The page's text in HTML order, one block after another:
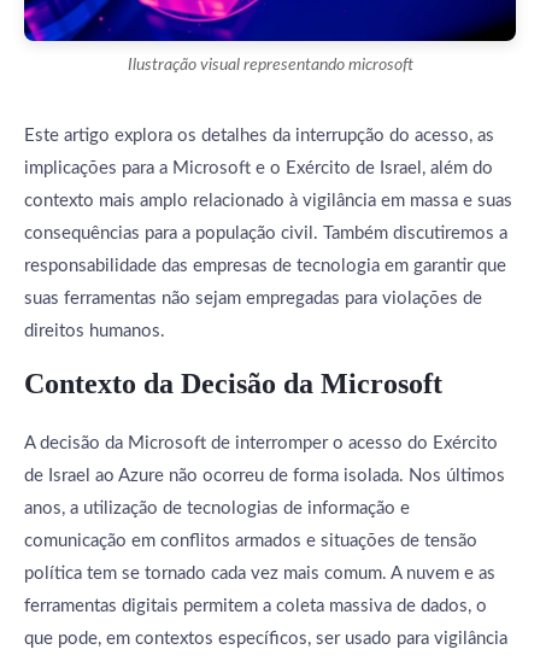
Ilustração visual representando microsoft
Este artigo explora os detalhes da interrupção do acesso, as
implicações para a Microsoft e o Exército de Israel, além do
contexto mais amplo relacionado à vigilância em massa e suas
consequências para a população civil. Também discutiremos a
responsabilidade das empresas de tecnologia em garantir que
suas ferramentas não sejam empregadas para violações de
direitos humanos.
Contexto da Decisão da Microsoft
A decisão da Microsoft de interromper o acesso do Exército
de Israel ao Azure não ocorreu de forma isolada. Nos últimos
anos, a utilização de tecnologias de informação e
comunicação em conflitos armados e situações de tensão
política tem se tornado cada vez mais comum. A nuvem e as
ferramentas digitais permitem a coleta massiva de dados, o
que pode, em contextos específicos, ser usado para vigilância